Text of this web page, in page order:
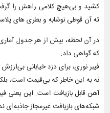
کشید و بی‌هیچ کلامی راهش را
ته آن قوطی نوشابه و بطری های
در آن لحظه، بیش از هر جدول
که گواهی داد:
فیبر نوری، برای دزد خیابانی
نه به این خاطر که بی‌قیمت است،
آهن قابل بازیافت است. این یعنی
شبکه‌های بازیافت غیرمجاز جاذبه‌ای